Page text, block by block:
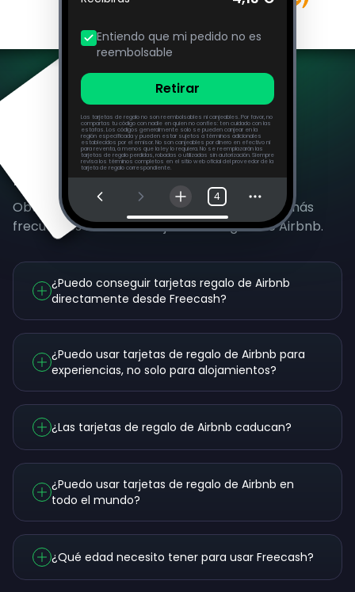
Entiendo que mi pedido no es
reembolsable
Retirar
Las tarjetas de regalo no son reembolsables ni canjeables. Por favor, no
compartas tu código con nadie en quien no confíes: ten cuidado con las
estafas. Los códigos generalmente solo se pueden canjear en la
región especificada y pueden estar sujetos a términos adicionales
establecidos por el emisor. No son canjeables por dinero en efectivo ni
para reventa, a menos que la ley lo requiera. No se reemplazarán las
tarjetas de regalo perdidas, robadas o utilizadas sin autorización. Siempre
revisa los términos completos en el sitio web oficial del proveedor de la
tarjeta de regalo correspondiente.
4
Preguntas Frecuentes
Obtén las respuestas a nuestras preguntas más
frecuentes sobre las tarjetas de regalo de Airbnb.
¿Puedo conseguir tarjetas regalo de Airbnb
directamente desde Freecash?
¿Puedo usar tarjetas de regalo de Airbnb para
experiencias, no solo para alojamientos?
¿Las tarjetas de regalo de Airbnb caducan?
¿Puedo usar tarjetas de regalo de Airbnb en
todo el mundo?
¿Qué edad necesito tener para usar Freecash?